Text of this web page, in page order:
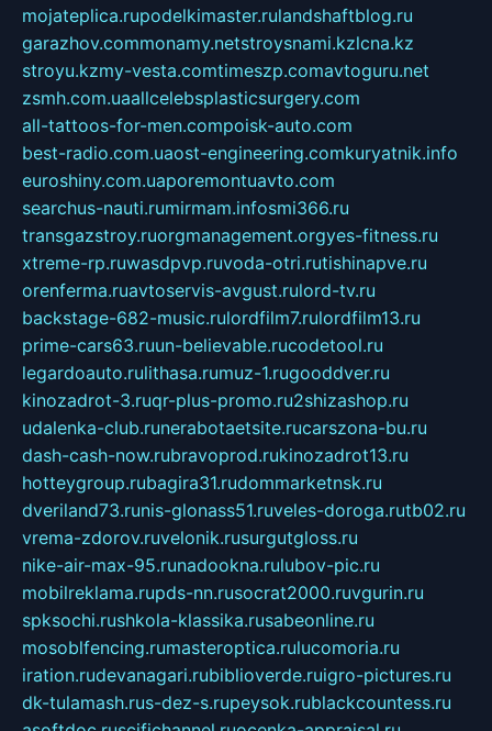
mojateplica.rupodelkimaster.rulandshaftblog.ru
garazhov.commonamy.netstroysnami.kzlcna.kz
stroyu.kzmy-vesta.comtimeszp.comavtoguru.net
zsmh.com.uaallcelebsplasticsurgery.com
all-tattoos-for-men.compoisk-auto.com
best-radio.com.uaost-engineering.comkuryatnik.info
euroshiny.com.uaporemontuavto.com
searchus-nauti.rumirmam.infosmi366.ru
transgazstroy.ruorgmanagement.orgyes-fitness.ru
xtreme-rp.ruwasdpvp.ruvoda-otri.rutishinapve.ru
orenferma.ruavtoservis-avgust.rulord-tv.ru
backstage-682-music.rulordfilm7.rulordfilm13.ru
prime-cars63.ruun-believable.rucodetool.ru
legardoauto.rulithasa.rumuz-1.rugooddver.ru
kinozadrot-3.ruqr-plus-promo.ru2shizashop.ru
udalenka-club.runerabotaetsite.rucarszona-bu.ru
dash-cash-now.rubravoprod.rukinozadrot13.ru
hotteygroup.rubagira31.rudommarketnsk.ru
dveriland73.runis-glonass51.ruveles-doroga.rutb02.ru
vrema-zdorov.ruvelonik.rusurgutgloss.ru
nike-air-max-95.runadookna.rulubov-pic.ru
mobilreklama.rupds-nn.rusocrat2000.ruvgurin.ru
spksochi.rushkola-klassika.rusabeonline.ru
mosoblfencing.rumasteroptica.rulucomoria.ru
iration.rudevanagari.rubiblioverde.ruigro-pictures.ru
dk-tulamash.rus-dez-s.rupeysok.rublackcountess.ru